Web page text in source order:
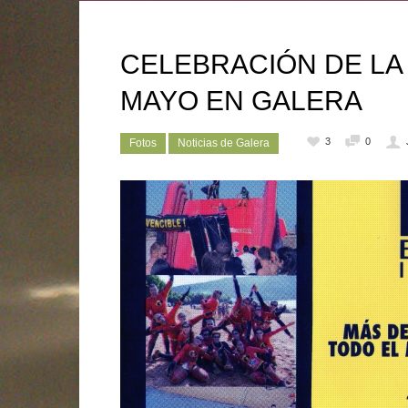
CELEBRACIÓN DE
MAYO EN GALERA
Fotos Noticias de Galera 3 0